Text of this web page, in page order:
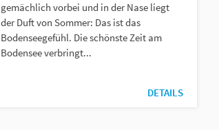
gemächlich vorbei und in der Nase liegt
der Duft von Sommer: Das ist das
Bodenseegefühl. Die schönste Zeit am
Bodensee verbringt...
DETAILS